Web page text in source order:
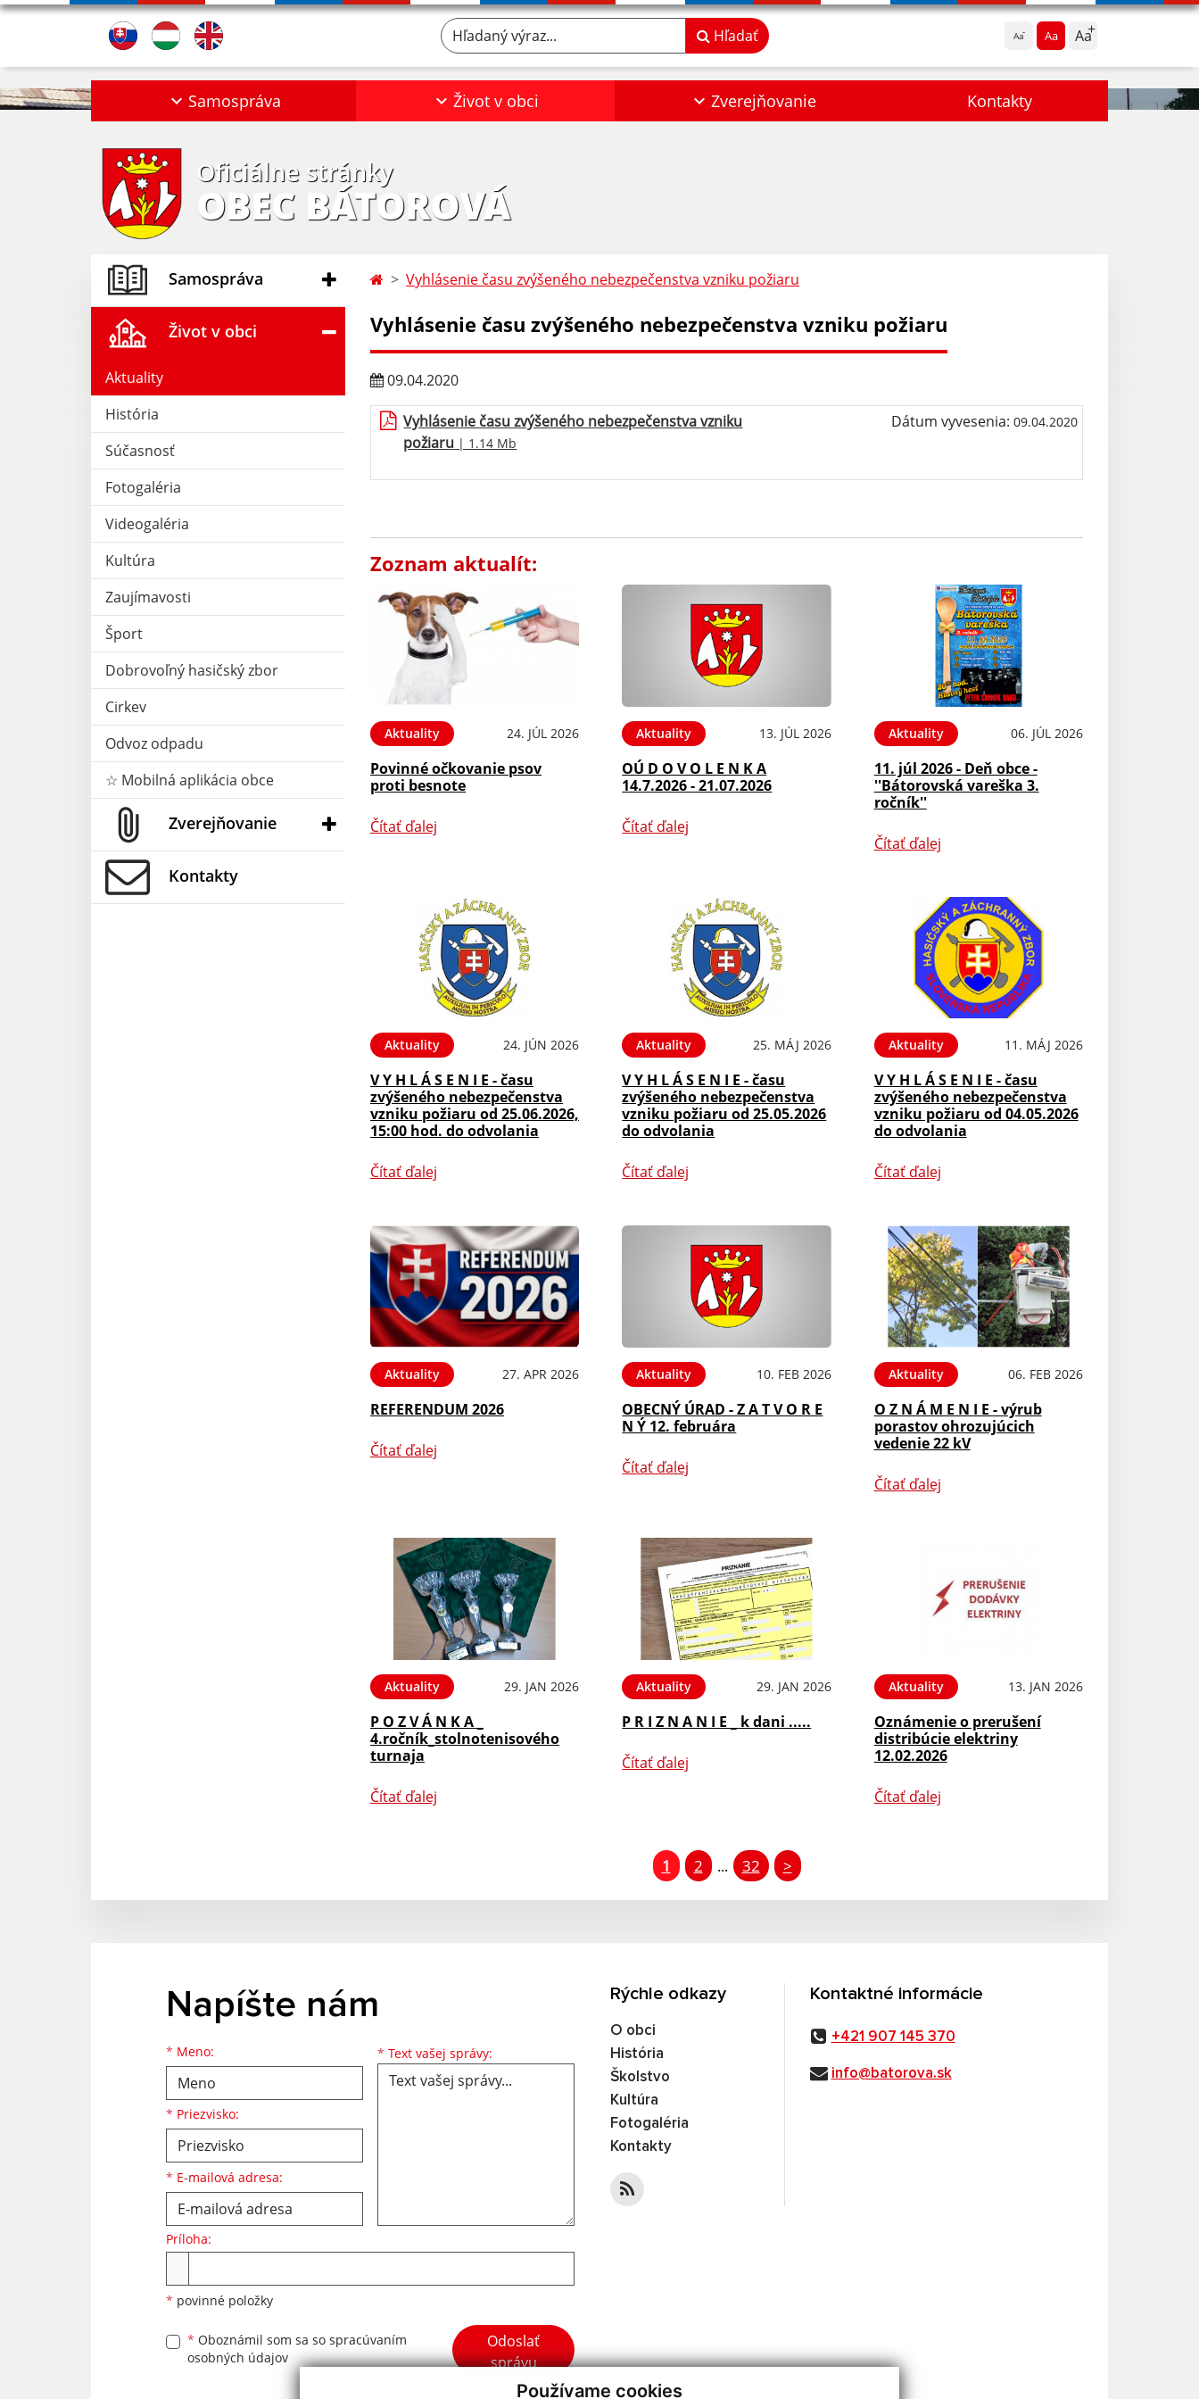
Používame cookies
Aa Aa Aa
Hľadaný výraz... Hľadať
Samospráva Život v obci Zverejňovanie Kontakty
Oficiálne stránky
OBEC BÁTOROVÁ
Samospráva
Život v obci
Aktuality
História
Súčasnosť
Fotogaléria
Videogaléria
Kultúra
Zaujímavosti
Šport
Dobrovoľný hasičský zbor
Cirkev
Odvoz odpadu
☆ Mobilná aplikácia obce
Zverejňovanie
Kontakty
Vyhlásenie času zvýšeného nebezpečenstva vzniku požiaru
Vyhlásenie času zvýšeného nebezpečenstva vzniku požiaru
09.04.2020
Vyhlásenie času zvýšeného nebezpečenstva vzniku
požiaru | 1.14 Mb
Dátum vyvesenia: 09.04.2020
Zoznam aktualít:
Aktuality 24. JÚL 2026
Povinné očkovanie psov
proti besnote
Čítať ďalej
Aktuality 13. JÚL 2026
OÚ D O V O L E N K A
14.7.2026 - 21.07.2026
Čítať ďalej
Aktuality 06. JÚL 2026
11. júl 2026 - Deň obce -
''Bátorovská vareška 3.
ročník''
Čítať ďalej
Aktuality 24. JÚN 2026
V Y H L Á S E N I E - času
zvýšeného nebezpečenstva
vzniku požiaru od 25.06.2026,
15:00 hod. do odvolania
Čítať ďalej
Aktuality 25. MÁJ 2026
V Y H L Á S E N I E - času
zvýšeného nebezpečenstva
vzniku požiaru od 25.05.2026
do odvolania
Čítať ďalej
Aktuality 11. MÁJ 2026
V Y H L Á S E N I E - času
zvýšeného nebezpečenstva
vzniku požiaru od 04.05.2026
do odvolania
Čítať ďalej
Aktuality 27. APR 2026
REFERENDUM 2026
Čítať ďalej
Aktuality 10. FEB 2026
OBECNÝ ÚRAD - Z A T V O R E
N Ý 12. februára
Čítať ďalej
Aktuality 06. FEB 2026
O Z N Á M E N I E - výrub
porastov ohrozujúcich
vedenie 22 kV
Čítať ďalej
Aktuality 29. JAN 2026
P O Z V Á N K A _
4.ročník_stolnotenisového
turnaja
Čítať ďalej
Aktuality 29. JAN 2026
P R I Z N A N I E _ k dani .....
Čítať ďalej
Aktuality 13. JAN 2026
Oznámenie o prerušení
distribúcie elektriny
12.02.2026
Čítať ďalej
1 2 ... 32 >
Napíšte nám
* Meno:
Meno
* Priezvisko:
Priezvisko
* E-mailová adresa:
E-mailová adresa * Text vašej správy: Text vašej správy...
Príloha:
* povinné položky
* Oboznámil som sa so spracúvaním
osobných údajov
Google reCaptcha Response
Odoslať
správu
Rýchle odkazy
O obci
História
Školstvo
Kultúra
Fotogaléria
Kontakty
Kontaktné informácie
+421 907 145 370
info@batorova.sk